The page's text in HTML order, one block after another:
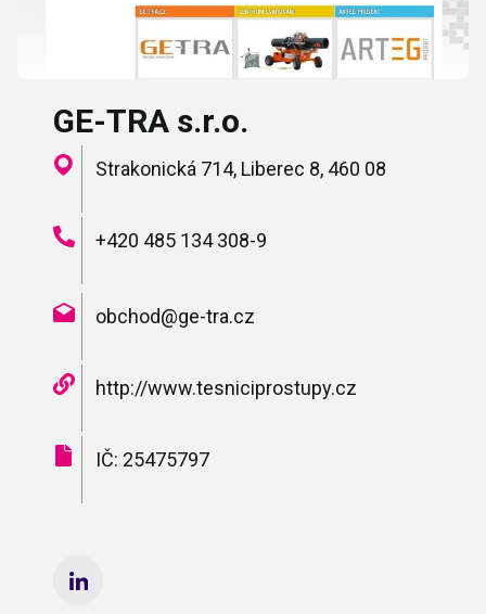
GE-TRA s.r.o.
Strakonická 714, Liberec 8, 460 08
+420 485 134 308-9
obchod@ge-tra.cz
http://www.tesniciprostupy.cz
IČ: 25475797